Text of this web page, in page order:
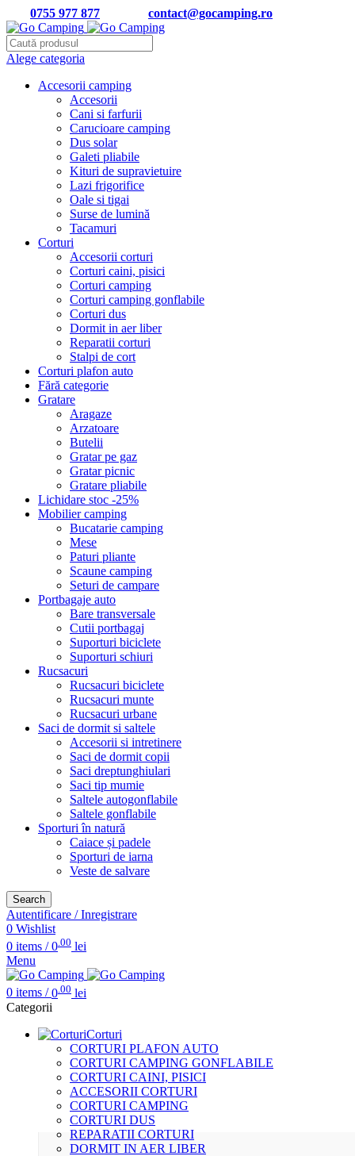
0755 977 877 contact@gocamping.ro
Alege categoria
Accesorii camping
Accesorii
Cani si farfurii
Carucioare camping
Dus solar
Galeti pliabile
Kituri de supravietuire
Lazi frigorifice
Oale si tigai
Surse de lumină
Tacamuri
Corturi
Accesorii corturi
Corturi caini, pisici
Corturi camping
Corturi camping gonflabile
Corturi dus
Dormit in aer liber
Reparatii corturi
Stalpi de cort
Corturi plafon auto
Fără categorie
Gratare
Aragaze
Arzatoare
Butelii
Gratar pe gaz
Gratar picnic
Gratare pliabile
Lichidare stoc -25%
Mobilier camping
Bucatarie camping
Mese
Paturi pliante
Scaune camping
Seturi de campare
Portbagaje auto
Bare transversale
Cutii portbagaj
Suporturi biciclete
Suporturi schiuri
Rucsacuri
Rucsacuri biciclete
Rucsacuri munte
Rucsacuri urbane
Saci de dormit si saltele
Accesorii si intretinere
Saci de dormit copii
Saci dreptunghiulari
Saci tip mumie
Saltele autogonflabile
Saltele gonflabile
Sporturi în natură
Caiace și padele
Sporturi de iarna
Veste de salvare
Search
Autentificare / Inregistrare
0 Wishlist
0 items / 0.00 lei
Menu
0 items / 0 .00 lei
Categorii
Corturi
CORTURI PLAFON AUTO
CORTURI CAMPING GONFLABILE
CORTURI CAINI, PISICI
ACCESORII CORTURI
CORTURI CAMPING
CORTURI DUS
REPARATII CORTURI
DORMIT IN AER LIBER